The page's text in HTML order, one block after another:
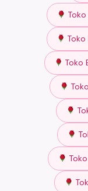
Toko
Toko